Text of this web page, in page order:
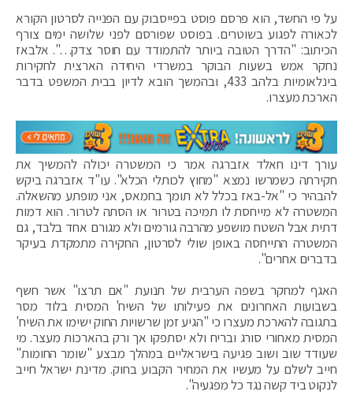
על פי החשד, הוא פרסם פוסט בפייסבוק עם הפנייה לסרטון הקורא
לכאורה לפגוע בשוטרים. בפוסט שפורסם לפני שלושה ימים צורף
הכיתוב: "הדרך הטובה ביותר להתמודד עם חוסר צדק…". אלבאז
נחקר אמש בשעות הבוקר במשרדי היחידה הארצית לחקירות
בינלאומיות בלהב 433, ובהמשך הובא לדיון בבית המשפט בדבר
הארכת מעצרו.
עורך דינו חאלד אזברגה אמר כי המשטרה יכולה להמשיך את
חקירתה כשמרשו נמצא "מחוץ לכותלי הכלא". עו"ד אזברגה ביקש
להבהיר כי "אל-באז בכלל לא תומך בחמאס, אני מופתע מהשאלה.
המשטרה לא מייחסת לו תמיכה בטרור או הסתה לטרור. הוא דמות
דתית אבל השטח מושפע מהרבה גורמים ולא מגורם אחד בלבד, גם
המשטרה התייחסה באופן שולי לסרטון, החקירה מתמקדת בעיקר
בדברים אחרים".
האגף למחקר בשפה הערבית של תנועת "אם תרצו" אשר חשף
בשבועות האחרונים את פעילותו של השיח' המסית בלוד מסר
בתגובה להארכת מעצרו כי "הגיע זמן שרשויות החוק ישימו את השיח'
המסית מאחורי סורג ובריח ולא יסתפקו אך ורק בהארכות מעצר. מי
שעודד שוב ושוב פגיעה בישראליים במהלך מבצע "שומר החומות"
חייב לשלם על מעשיו את המחיר הקבוע בחוק. מדינת ישראל חייב
לנקוט ביד קשה נגד כל מפגעיה".